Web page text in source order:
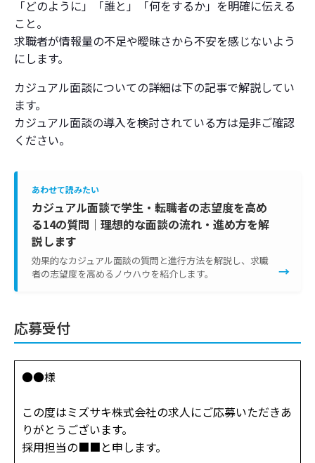
「どのように」「誰と」「何をするか」を明確に伝える
こと。
求職者が情報量の不足や曖昧さから不安を感じないよう
にします。
カジュアル面談についての詳細は下の記事で解説してい
ます。
カジュアル面談の導入を検討されている方は是非ご確認
ください。
あわせて読みたい
カジュアル面談で学生・転職者の志望度を高め
る14の質問｜理想的な面談の流れ・進め方を解
説します
効果的なカジュアル面談の質問と進行方法を解説し、求職
者の志望度を高めるノウハウを紹介します。
→
応募受付
●●様
この度はミズサキ株式会社の求人にご応募いただきあ
りがとうございます。
採用担当の■■と申します。